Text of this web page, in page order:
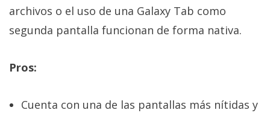
archivos o el uso de una Galaxy Tab como
segunda pantalla funcionan de forma nativa.
Pros:
Cuenta con una de las pantallas más nítidas y